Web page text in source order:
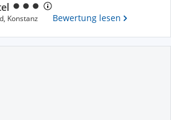
, Konstanz Bewertung lesen